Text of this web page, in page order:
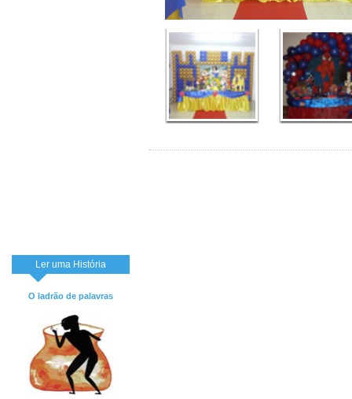
Ler uma História
O ladrão de palavras